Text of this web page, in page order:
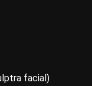
facial)